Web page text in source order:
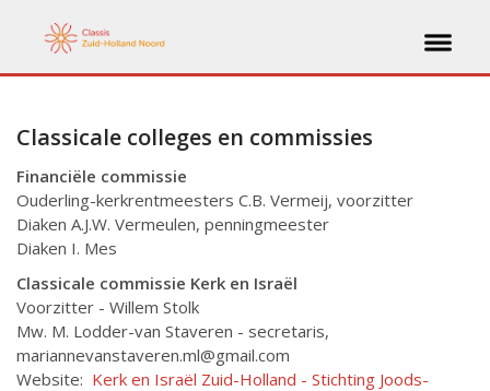
Classicale colleges en commissies
Financiële commissie
Ouderling-kerkrentmeesters C.B. Vermeij, voorzitter
Diaken A.J.W. Vermeulen, penningmeester
Diaken I. Mes
Classicale commissie Kerk en Israël
Voorzitter - Willem Stolk
Mw. M. Lodder-van Staveren - secretaris,
mariannevanstaveren.ml@gmail.com
Website: Kerk en Israël Zuid-Holland - Stichting Joods-